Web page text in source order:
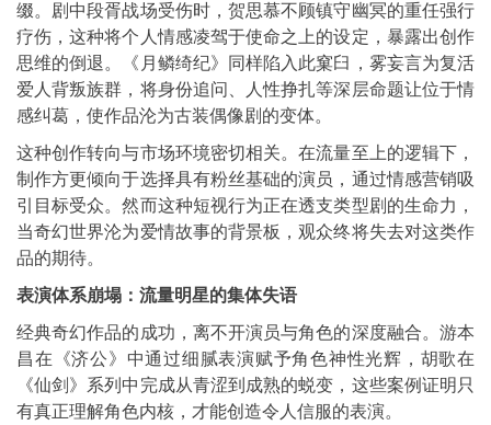
缀。剧中段胥战场受伤时，贺思慕不顾镇守幽冥的重任强行
疗伤，这种将个人情感凌驾于使命之上的设定，暴露出创作
思维的倒退。《月鳞绮纪》同样陷入此窠臼，雾妄言为复活
爱人背叛族群，将身份追问、人性挣扎等深层命题让位于情
感纠葛，使作品沦为古装偶像剧的变体。
这种创作转向与市场环境密切相关。在流量至上的逻辑下，
制作方更倾向于选择具有粉丝基础的演员，通过情感营销吸
引目标受众。然而这种短视行为正在透支类型剧的生命力，
当奇幻世界沦为爱情故事的背景板，观众终将失去对这类作
品的期待。
表演体系崩塌：流量明星的集体失语
经典奇幻作品的成功，离不开演员与角色的深度融合。游本
昌在《济公》中通过细腻表演赋予角色神性光辉，胡歌在
《仙剑》系列中完成从青涩到成熟的蜕变，这些案例证明只
有真正理解角色内核，才能创造令人信服的表演。